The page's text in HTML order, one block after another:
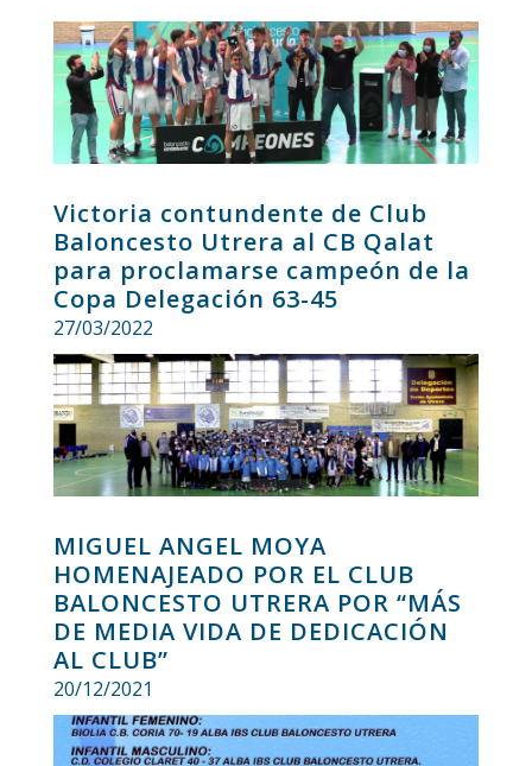
Victoria contundente de Club
Baloncesto Utrera al CB Qalat
para proclamarse campeón de la
Copa Delegación 63-45
27/03/2022
MIGUEL ANGEL MOYA
HOMENAJEADO POR EL CLUB
BALONCESTO UTRERA POR “MÁS
DE MEDIA VIDA DE DEDICACIÓN
AL CLUB”
20/12/2021